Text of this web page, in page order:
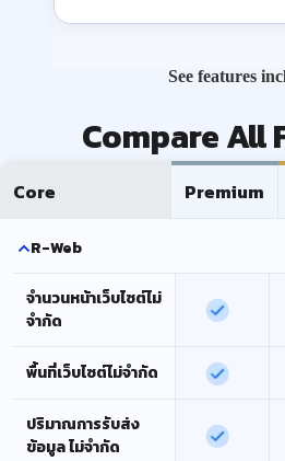
See features
Compare All
Core Premium
R-Web
จำนวนหน้าเว็บไซต์ไม่
จำกัด
พื้นที่เว็บไซต์ไม่จำกัด
ปริมาณการรับส่ง
ข้อมูล ไม่จำกัด